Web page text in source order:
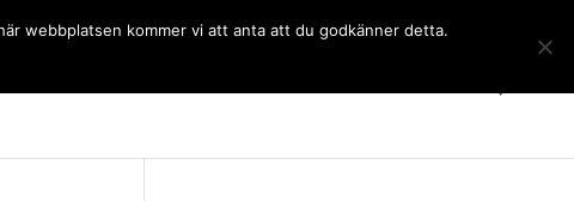
webbplatsen kommer vi att anta att du godkänner detta.